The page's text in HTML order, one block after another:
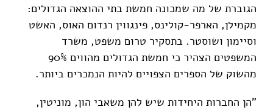
הגוברת של מה שמכונה חמשת בתי ההוצאה הגדולים:
מקמילן, הארפר-קולינס, פינגווין רנדום האוס, האשט
וסיימון ושוסטר. בתסקיר טרום משפט, משרד
המשפטים הצהיר כי חמשת הגדולים מהווים 90%
מהשוק של הספרים הצפויים להיות הנמכרים ביותר.
"הן החברות היחידות שיש להן משאבי הון, מוניטין,